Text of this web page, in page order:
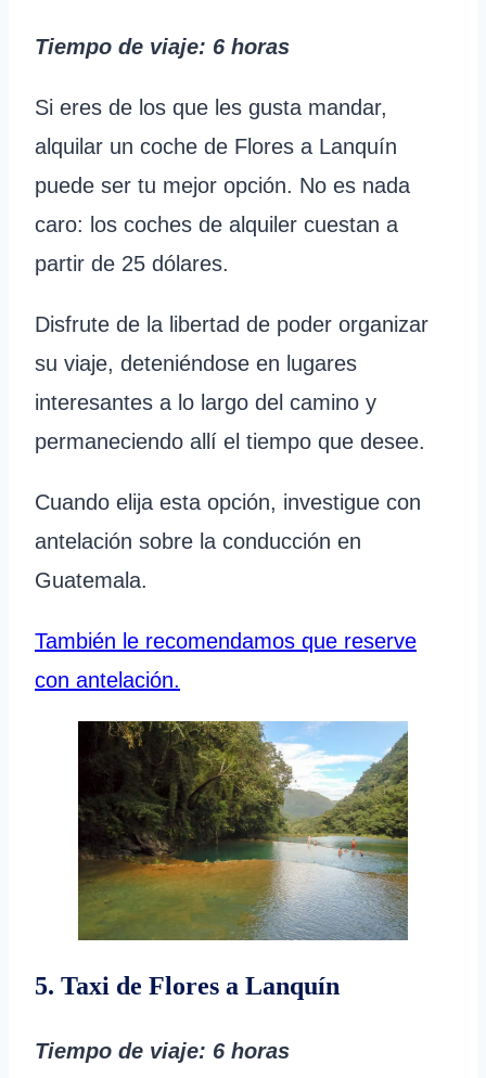
Tiempo de viaje: 6 horas
Si eres de los que les gusta mandar,
alquilar un coche de Flores a Lanquín
puede ser tu mejor opción. No es nada
caro: los coches de alquiler cuestan a
partir de 25 dólares.
Disfrute de la libertad de poder organizar
su viaje, deteniéndose en lugares
interesantes a lo largo del camino y
permaneciendo allí el tiempo que desee.
Cuando elija esta opción, investigue con
antelación sobre la conducción en
Guatemala.
También le recomendamos que reserve
con antelación.
5. Taxi de Flores a Lanquín
Tiempo de viaje: 6 horas